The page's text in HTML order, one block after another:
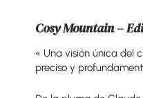
Cosy Mountain –
« Una visión única del
preciso y